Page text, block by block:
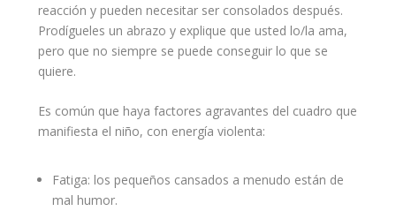
reacción y pueden necesitar ser consolados después.
Prodígueles un abrazo y explique que usted lo/la ama,
pero que no siempre se puede conseguir lo que se
quiere.
Es común que haya factores agravantes del cuadro que
manifiesta el niño, con energía violenta:
Fatiga: los pequeños cansados a menudo están de
mal humor.